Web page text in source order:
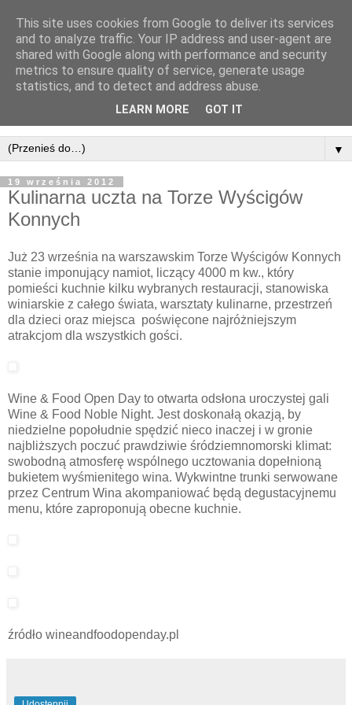
▼
19 września 2012
Kulinarna uczta na Torze Wyścigów
Konnych
Już 23 września na warszawskim Torze Wyścigów Konnych
stanie imponujący namiot, liczący 4000 m kw., który
pomieści kuchnie kilku wybranych restauracji, stanowiska
winiarskie z całego świata, warsztaty kulinarne, przestrzeń
dla dzieci oraz miejsca poświęcone najróżniejszym
atrakcjom dla wszystkich gości.
Wine & Food Open Day to otwarta odsłona uroczystej gali
Wine & Food Noble Night. Jest doskonałą okazją, by
niedzielne popołudnie spędzić nieco inaczej i w gronie
najbliższych poczuć prawdziwie śródziemnomorski klimat:
swobodną atmosferę wspólnego ucztowania dopełnioną
bukietem wyśmienitego wina. Wykwintne trunki serwowane
przez Centrum Wina akompaniować będą degustacyjnemu
menu, które zaproponują obecne kuchnie.
źródło wineandfoodopenday.pl
This site uses cookies from Google to deliver its services
and to analyze traffic. Your IP address and user-agent are
shared with Google along with performance and security
metrics to ensure quality of service, generate usage
statistics, and to detect and address abuse.
LEARN MORE GOT IT